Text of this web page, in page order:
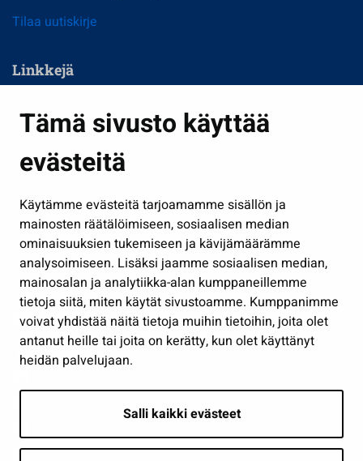
Tämä sivusto käyttää
evästeitä
Käytämme evästeitä tarjoamamme sisällön ja
mainosten räätälöimiseen, sosiaalisen median
ominaisuuksien tukemiseen ja kävijämäärämme
analysoimiseen. Lisäksi jaamme sosiaalisen median,
mainosalan ja analytiikka-alan kumppaneillemme
tietoja siitä, miten käytät sivustoamme. Kumppanimme
voivat yhdistää näitä tietoja muihin tietoihin, joita olet
antanut heille tai joita on kerätty, kun olet käyttänyt
heidän palvelujaan.
Salli kaikki evästeet
Tilaa uutiskirje
Linkkejä
Kasvatus ja opetus
Kulttuuri ja liikunta
Työ ja yrittäminen
Osallistu ja asioi
Näytä omat evästeasetukseni
Seuraa meitä